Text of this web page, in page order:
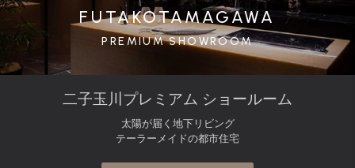
FUTAKOTAMAGAWA
PREMIUM SHOWROOM
二子玉川プレミアム ショールーム
太陽が届く地下リビング
テーラーメイドの都市住宅